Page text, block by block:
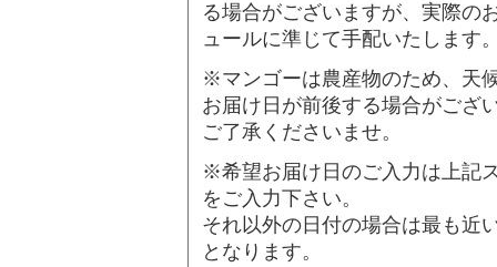
る場合がございますが、実際の
ュールに準じて手配いたします
※マンゴーは農産物のため、天
お届け日が前後する場合がござ
ご了承くださいませ。
※希望お届け日のご入力は上記
をご入力下さい。
それ以外の日付の場合は最も近
となります。